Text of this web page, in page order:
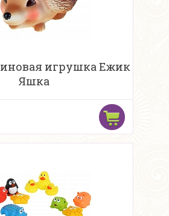
игрушка Ежик
Яшка